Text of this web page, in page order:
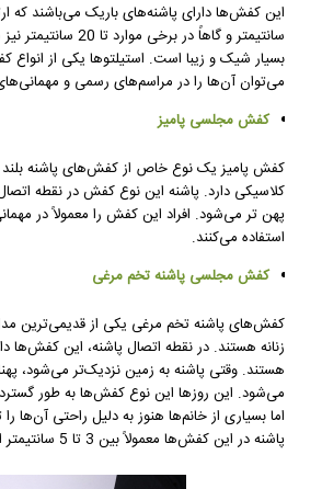
سانتیمتر و گاهاً در برخی
بسیار شیک و زیبا است. استیلتوها یکی از
می‌توان آن‌ها را در مراسم‌های رسمی و
کفش مجلسی پامیز
کفش پامیز یک نوع خاص از کفش‌های پاشنه
کلاسیکی دارد. پاشنه این نوع کفش در نقطه
پهن تر می‌شود. افراد این کفش را معمولاً در
استفاده می‌کنند.
کفش مجلسی پاشنه تخم مرغی
کفش‌های پاشنه تخم مرغی یکی از قدیمی‌ترین
زنانه هستند. در نقطه اتصال پاشنه، این کفش‌ها
هستند. وقتی پاشنه به زمین نزدیک‌تر می‌شود،
می‌شود. این روزها این نوع کفش‌ها به طور
اما بسیاری از خانم‌ها هنوز به دلیل راحتی آن‌ها
پاشنه در این کفش‌ها معمولاً بین 3 تا 5 سانتیمتر است.